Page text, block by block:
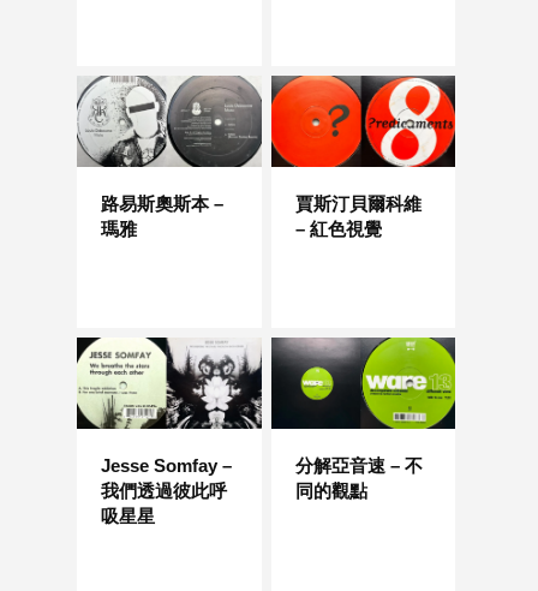
路易斯奧斯本 –
瑪雅
賈斯汀貝爾科維
– 紅色視覺
Jesse Somfay –
我們透過彼此呼
吸星星
分解亞音速 – 不
同的觀點